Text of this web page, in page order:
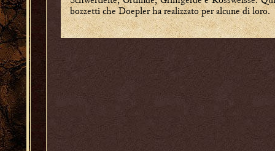
bozzetti che Doepler ha realizzato per alcune di loro.